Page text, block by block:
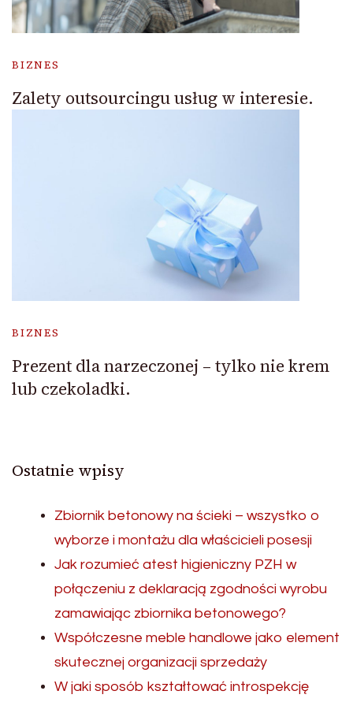
BIZNES
Zalety outsourcingu usług w interesie.
BIZNES
Prezent dla narzeczonej – tylko nie krem
lub czekoladki.
Ostatnie wpisy
Zbiornik betonowy na ścieki – wszystko o
wyborze i montażu dla właścicieli posesji
Jak rozumieć atest higieniczny PZH w
połączeniu z deklaracją zgodności wyrobu
zamawiając zbiornika betonowego?
Współczesne meble handlowe jako element
skutecznej organizacji sprzedaży
W jaki sposób kształtować introspekcję